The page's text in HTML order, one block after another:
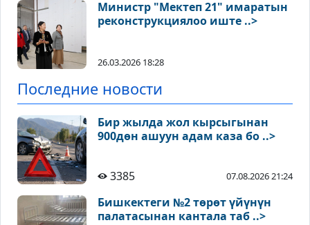
Министр "Мектеп 21" имаратын
реконструкциялоо иште ..>
26.03.2026 18:28
Последние новости
Бир жылда жол кырсыгынан
900дөн ашуун адам каза бо ..>
3385 07.08.2026 21:24
Бишкектеги №2 төрөт үйүнүн
палатасынан кантала таб ..>